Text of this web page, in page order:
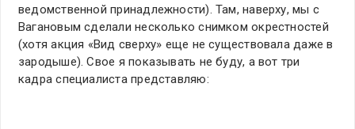
ведомственной принадлежности). Там, наверху, мы с
Вагановым сделали несколько снимком окрестностей
(хотя акция «Вид сверху» еще не существовала даже в
зародыше). Свое я показывать не буду, а вот три
кадра специалиста представляю: